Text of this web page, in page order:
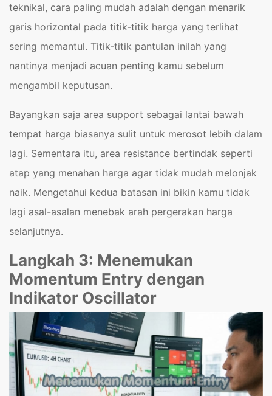
teknikal, cara paling mudah adalah dengan menarik
garis horizontal pada titik-titik harga yang terlihat
sering memantul. Titik-titik pantulan inilah yang
nantinya menjadi acuan penting kamu sebelum
mengambil keputusan.
Bayangkan saja area support sebagai lantai bawah
tempat harga biasanya sulit untuk merosot lebih dalam
lagi. Sementara itu, area resistance bertindak seperti
atap yang menahan harga agar tidak mudah melonjak
naik. Mengetahui kedua batasan ini bikin kamu tidak
lagi asal-asalan menebak arah pergerakan harga
selanjutnya.
Langkah 3: Menemukan
Momentum Entry dengan
Indikator Oscillator